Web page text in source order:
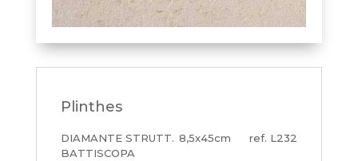
Plinthes
DIAMANTE STRUTT.
BATTISCOPA
8,5x45cm L232